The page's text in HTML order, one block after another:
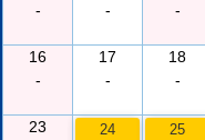
-
-
-
16
-
17
-
18
-
23
24 25